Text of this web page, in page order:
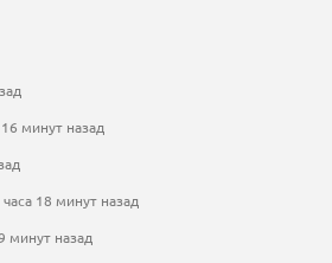
минут назад
18 минут назад
минут назад